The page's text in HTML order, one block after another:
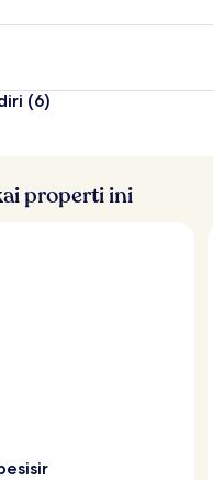
(6)
properti ini